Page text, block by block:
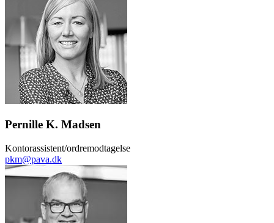
Pernille K. Madsen
Kontorassistent/ordremodtagelse
pkm@pava.dk